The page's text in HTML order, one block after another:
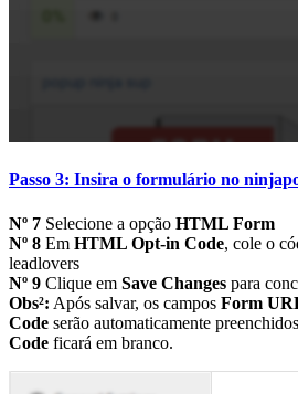
Passo 3: Insira o formulário no
Nº 7 Selecione a opção HTML Form
Nº 8 Em HTML Opt-in Code, cole o
leadlovers
Nº 9 Clique em Save Changes para
Obs²: Após salvar, os campos Form
Code serão automaticamente
Code ficará em branco.